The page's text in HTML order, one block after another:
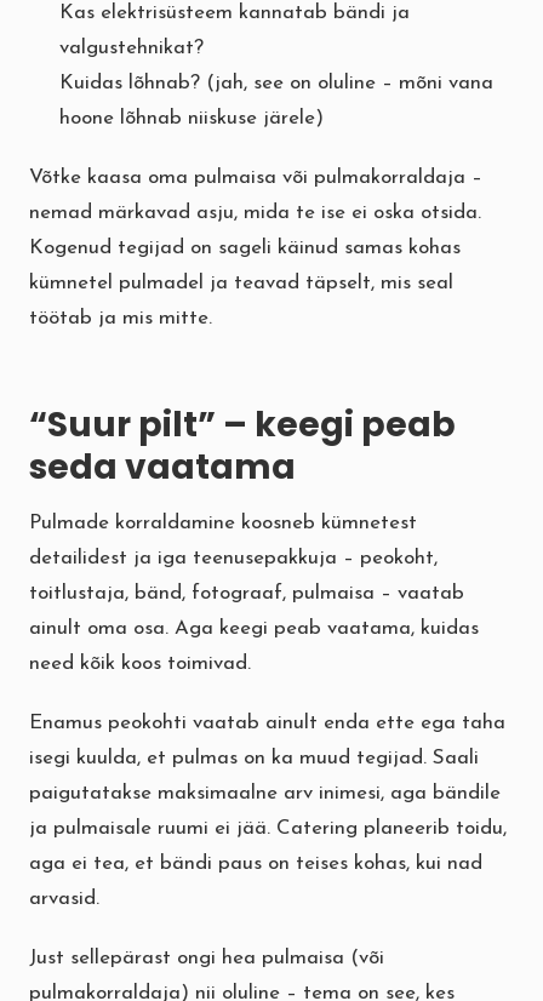
Kas elektrisüsteem kannatab bändi ja
valgustehnikat?
Kuidas lõhnab? (jah, see on oluline – mõni vana
hoone lõhnab niiskuse järele)
Võtke kaasa oma pulmaisa või pulmakorraldaja –
nemad märkavad asju, mida te ise ei oska otsida.
Kogenud tegijad on sageli käinud samas kohas
kümnetel pulmadel ja teavad täpselt, mis seal
töötab ja mis mitte.
“Suur pilt” – keegi peab
seda vaatama
Pulmade korraldamine koosneb kümnetest
detailidest ja iga teenusepakkuja – peokoht,
toitlustaja, bänd, fotograaf, pulmaisa – vaatab
ainult oma osa. Aga keegi peab vaatama, kuidas
need kõik koos toimivad.
Enamus peokohti vaatab ainult enda ette ega taha
isegi kuulda, et pulmas on ka muud tegijad. Saali
paigutatakse maksimaalne arv inimesi, aga bändile
ja pulmaisale ruumi ei jää. Catering planeerib toidu,
aga ei tea, et bändi paus on teises kohas, kui nad
arvasid.
Just sellepärast ongi hea pulmaisa (või
pulmakorraldaja) nii oluline – tema on see, kes